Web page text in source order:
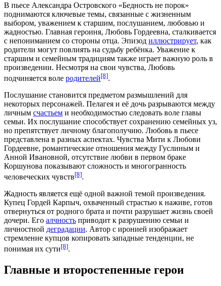
В пьесе Александра Островского «Бедность не порок»
поднимаются ключевые темы, связанные с жизненным
выбором, уважением к старшим, послушанием, любовью и
жадностью. Главная героиня, Любовь Гордеевна, сталкивается
с непониманием со стороны отца. Эпизод иллюстрирует, как
родители могут повлиять на судьбу ребёнка. Уважение к
старшим и семейным традициям также играет важную роль в
произведении. Несмотря на свои чувства, Любовь
подчиняется воле родителей[8].
Послушание становится предметом размышлений для
некоторых персонажей. Пелагея и её дочь разрываются между
личным счастьем и необходимостью следовать воле главы
семьи. Их послушание способствует сохранению семейных уз,
но препятствует личному благополучию. Любовь в пьесе
представлена в разных аспектах. Чувства Мити к Любови
Гордеевне, романтические отношения между Гуслиным и
Анной Ивановной, отсутствие любви в первом браке
Коршунова показывают сложность и многогранность
человеческих чувств[8].
Жадность является ещё одной важной темой произведения.
Купец Гордей Карпыч, охваченный страстью к наживе, готов
отвернуться от родного брата и почти разрушает жизнь своей
дочери. Его алчность приводит к разрушению семьи и
личностной деградации. Автор с иронией изображает
стремление купцов копировать западные тенденции, не
понимая их сути[8].
Главные и второстепенные герои